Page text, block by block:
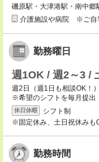
磯原駅・大津港駅・南中
介護施設や病院 ※ご自
勤務曜日
週1OK / 週2～3 /
週2日（週1日も相談OK！）
※希望のシフトを毎月提出
休日休暇
シフト制
※固定休み、土日祝休みも
勤務時間